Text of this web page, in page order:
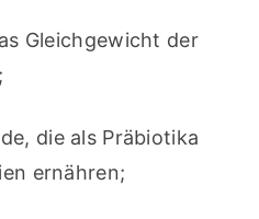
Gleichgewicht der
die als Präbiotika
ernähren;